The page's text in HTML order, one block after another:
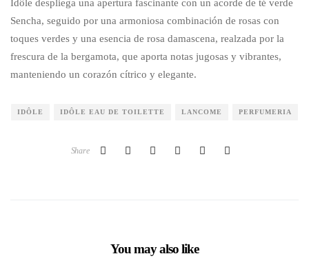
Idôle despliega una apertura fascinante con un acorde de té verde
Sencha, seguido por una armoniosa combinación de rosas con
toques verdes y una esencia de rosa damascena, realzada por la
frescura de la bergamota, que aporta notas jugosas y vibrantes,
manteniendo un corazón cítrico y elegante.
IDÔLE IDÔLE EAU DE TOILETTE LANCOME PERFUMERIA
Share
You may also like